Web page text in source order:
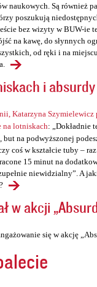
naukowych. Są również
poszukują
bez wizyty w BUW-ie
na kawę, do słynnych
od ręki i na
i
Katarzyna Szymielewicz
na lotniskach: „Dokładnie
but na podwyższonej
coś w kształcie tuby –
15 minut na
niewidzialny”. A
w akcji
się w akcję